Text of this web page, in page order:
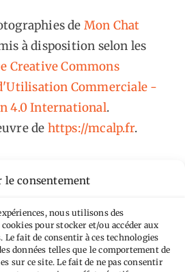
le consentement
nous utilisons des
pour stocker et/ou accéder aux
fait de consentir à ces technologies
données telles que le comportement de
sur ce site. Le fait de ne pas consentir
de Mon Chat
à disposition selon les
Creative Commons
Commerciale -
4.0 International.
de https://mcalp.fr.
bordelAllemagne Andorre